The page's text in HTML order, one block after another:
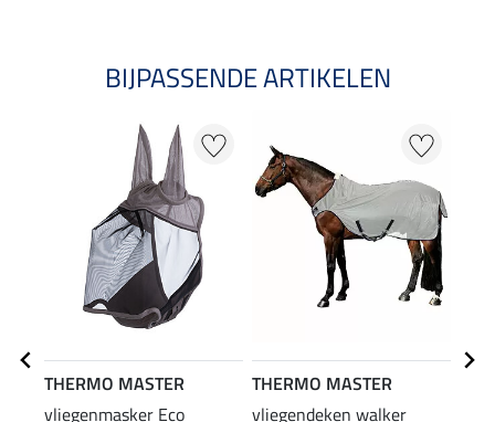
BIJPASSENDE ARTIKELEN
THERMO MASTER
vliegenmasker Eco
THERMO MASTER
vliegendeken walker